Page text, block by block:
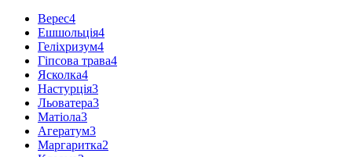
Верес4
Ешшольція4
Геліхризум4
Гіпсова трава4
Ясколка4
Настурція3
Льоватера3
Матіола3
Агератум3
Маргаритка2